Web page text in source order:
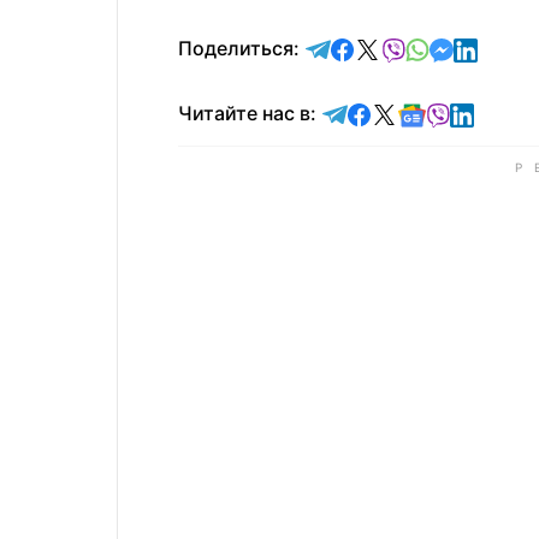
Поделиться: отправить в Telegram
поделиться в
поделиться в X
отправить в
отправить
Читайте нас в: Читайте в Telegram
Читайте в
Читайте в X
Читайте в
Читайте